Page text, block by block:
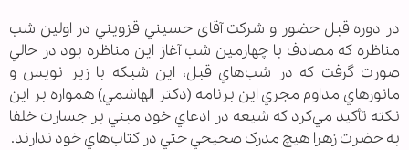
در دوره قبل حضور و شرکت آقای حسيني قزويني در اولين شب
مناظره که مصادف با چهارمين شب آغاز اين مناظره ‌بود در حالي
صورت گرفت که در شب‌هاي قبل، اين شبکه با زير نويس و
مانور‌هاي مداوم مجري اين برنامه (دکتر الهاشمي) همواره بر اين
نکته تأکيد مي‌کرد که شيعه در ادعاي خود مبني بر جسارت خلفا
به حضرت زهرا هيچ مدرک صحيحي حتي در کتاب‌هاي خود ندارند.